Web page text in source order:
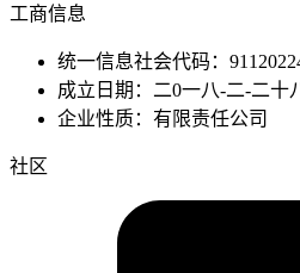
工商信息
统一信息社会代码：
成立日期：二0一八-二-二十
企业性质：有限责任公司
社区